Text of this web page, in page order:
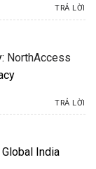
TRẢ LỜI
NorthAccess
TRẢ LỜI
Global India